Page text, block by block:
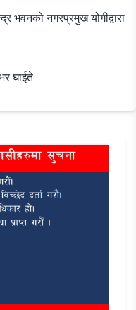
भवनको नगरप्रमुख योगीद्वारा
घाईते